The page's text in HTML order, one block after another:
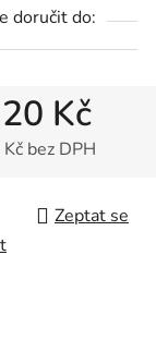
doručit do:
Kč
bez DPH
Zeptat se